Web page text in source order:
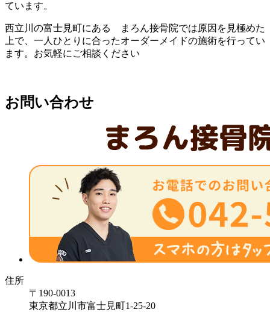
ています。
西立川の富士見町にある まろん接骨院では原因を見極めた
上で、一人ひとりに合ったオーダーメイドの施術を行ってい
ます。お気軽にご相談ください
お問い合わせ
住所
〒190-0013
東京都立川市富士見町1-25-20